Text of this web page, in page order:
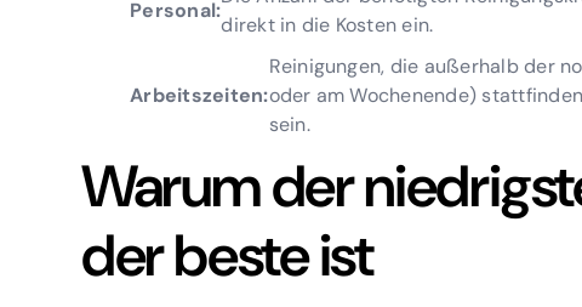
Personal:
direkt in die Kosten ein.
Arbeitszeiten:
Reinigungen, die außerhalb der
oder am Wochenende)
sein.
Warum der
der beste ist